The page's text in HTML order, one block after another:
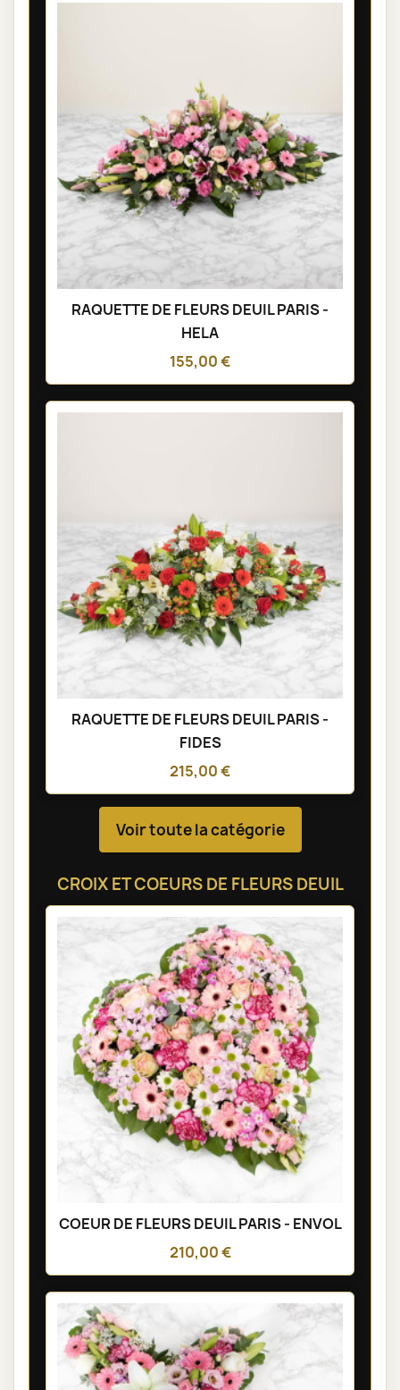
RAQUETTE DE FLEURS DEUIL PARIS -
HELA
155,00 €
RAQUETTE DE FLEURS DEUIL PARIS -
FIDES
215,00 €
Voir toute la catégorie
CROIX ET COEURS DE FLEURS DEUIL
COEUR DE FLEURS DEUIL PARIS - ENVOL
210,00 €